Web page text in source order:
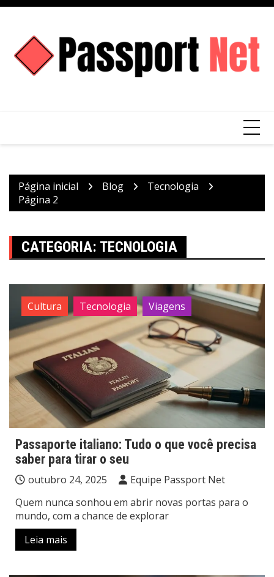
Ir
conteúdo
Página inicial Blog
Tecnologia
Página 2
CATEGORIA: TECNOLOGIA
Cultura Tecnologia Viagens
Passaporte italiano: Tudo o que você precisa
saber para tirar o seu
outubro 24, 2025
Equipe Passport Net
Quem nunca sonhou em abrir novas portas para o
mundo, com a chance de explorar
Leia mais